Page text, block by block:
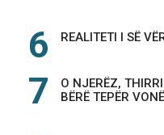
REALITETI I SË
O NJERËZ,
BËRË TEPËR